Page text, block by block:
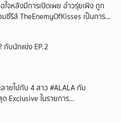
ใจหลังมีการเปิดเผย อ๋าวรุ่ยเผิง ถูก
ซีรีส์ TheEnemyOfKisses เป็นการ
ดงหรือไม่
กับนักแข่ง EP.2
ลายไปกับ 4 สาว #ALALA กับ
Exclusive ในรายการ
เร็ว ๆ นี้ที่ #LINETODAYPOP